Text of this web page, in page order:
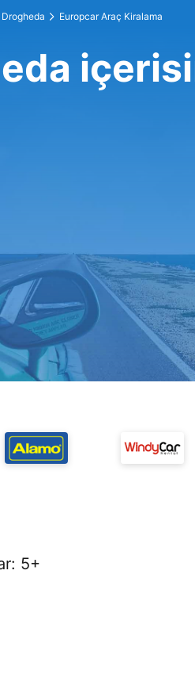
Drogheda Europcar Araç Kiralama
: 5+